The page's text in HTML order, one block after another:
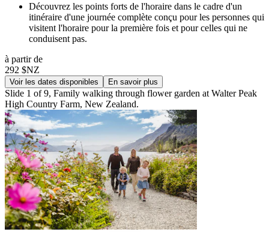
Découvrez les points forts de l'horaire dans le cadre d'un
itinéraire d'une journée complète conçu pour les personnes qui
visitent l'horaire pour la première fois et pour celles qui ne
conduisent pas.
à partir de
292 $NZ
Voir les dates disponibles En savoir plus
Slide 1 of 9, Family walking through flower garden at Walter Peak
High Country Farm, New Zealand.